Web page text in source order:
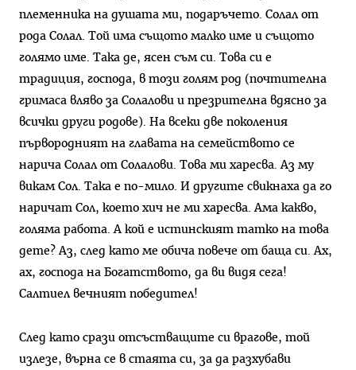
племенника на душата ми, подаръчето. Солал от
рода Солал. Той има същото малко име и същото
голямо име. Така де, ясен съм си. Това си е
традиция, господа, в този голям род (почтителна
гримаса вляво за Солалови и презрителна вдясно за
всички други родове). На всеки две поколения
първородният на главата на семейството се
нарича Солал от Солалови. Това ми харесва. Аз му
викам Сол. Така е по-мило. И другите свикнаха да го
наричат Сол, което хич не ми харесва. Ама какво,
голяма работа. А кой е истинският татко на това
дете? Аз, след като ме обича повече от баща си. Ах,
ах, господа на Богатството, да ви видя сега!
Салтиел вечният победител!
След като срази отсъстващите си врагове, той
излезе, върна се в стаята си, за да разхубави